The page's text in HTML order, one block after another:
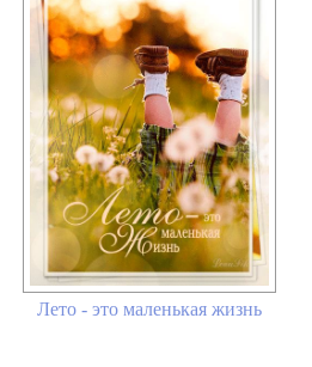
Лето - это маленькая жизнь